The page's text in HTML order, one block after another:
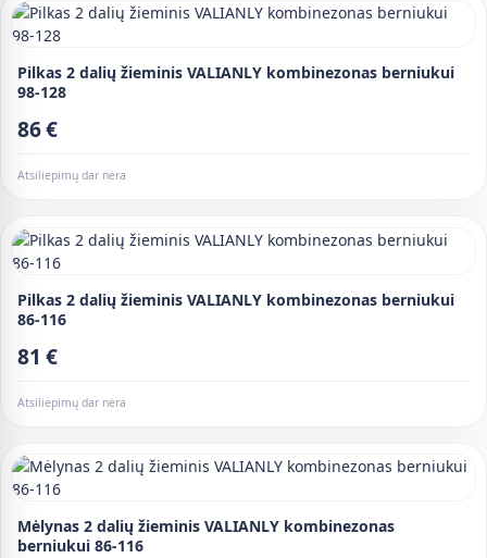
Pilkas 2 dalių žieminis VALIANLY kombinezonas berniukui
98-128
86 €
Atsiliepimų dar nėra
Pilkas 2 dalių žieminis VALIANLY kombinezonas berniukui
86-116
81 €
Atsiliepimų dar nėra
Mėlynas 2 dalių žieminis VALIANLY kombinezonas
berniukui 86-116